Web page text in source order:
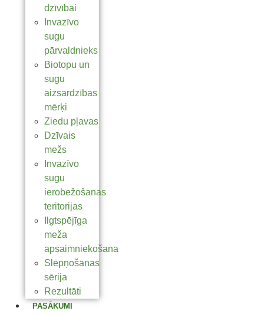
dzīvībai
Invazīvo
sugu
pārvaldnieks
Biotopu un
sugu
aizsardzības
mērķi
Ziedu pļavas
Dzīvais
mežs
Invazīvo
sugu
ierobežošanas
teritorijas
Ilgtspējīga
meža
apsaimniekošana
Slēpņošanas
sērija
Rezultāti
PASĀKUMI